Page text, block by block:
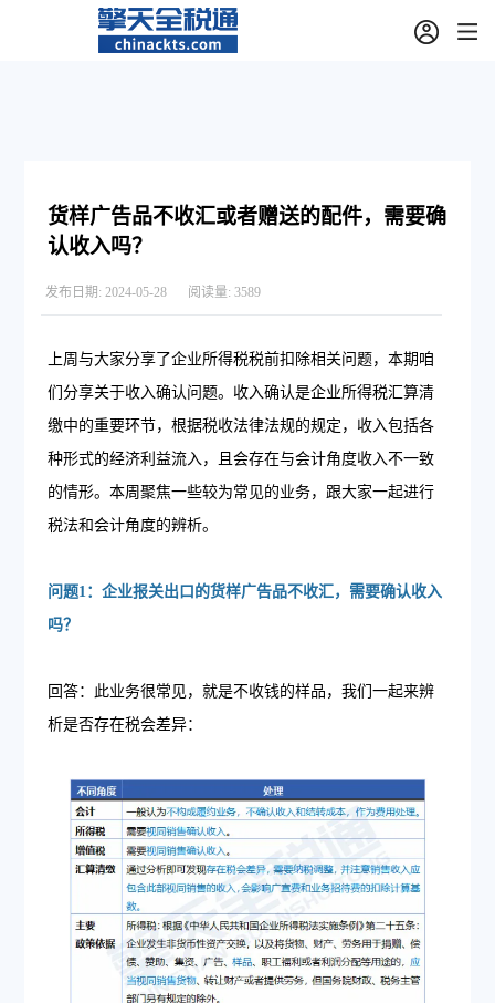
货样广告品不收汇或者赠送的配件，需要确
认收入吗？
发布日期: 2024-05-28 阅读量: 3589
上周与大家分享了企业所得税税前扣除相关问题，本期咱
们分享关于收入确认问题。收入确认是企业所得税汇算清
缴中的重要环节，根据税收法律法规的规定，收入包括各
种形式的经济利益流入，且会存在与会计角度收入不一致
的情形。本周聚焦一些较为常见的业务，跟大家一起进行
税法和会计角度的辨析。
问题1：企业报关出口的货样广告品不收汇，需要确认收入
吗？
回答：此业务很常见，就是不收钱的样品，我们一起来辨
析是否存在税会差异：